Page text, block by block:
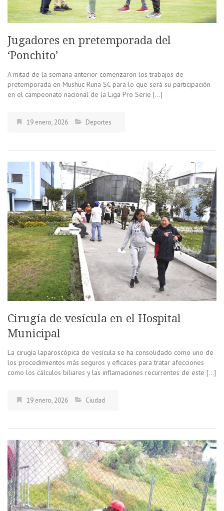
Jugadores en pretemporada del
‘Ponchito’
A mitad de la semana anterior comenzaron los trabajos de
pretemporada en Mushuc Runa SC para lo que será su participación
en el campeonato nacional de la Liga Pro Serie […]
19 enero, 2026 Deportes
Cirugía de vesícula en el Hospital
Municipal
La cirugía laparoscópica de vesícula se ha consolidado como uno de
los procedimientos más seguros y eficaces para tratar afecciones
como los cálculos biliares y las inflamaciones recurrentes de este […]
19 enero, 2026 Ciudad